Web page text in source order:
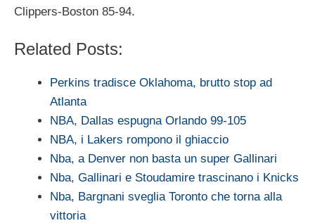
Clippers-Boston 85-94.
Related Posts:
Perkins tradisce Oklahoma, brutto stop ad
Atlanta
NBA, Dallas espugna Orlando 99-105
NBA, i Lakers rompono il ghiaccio
Nba, a Denver non basta un super Gallinari
Nba, Gallinari e Stoudamire trascinano i Knicks
Nba, Bargnani sveglia Toronto che torna alla
vittoria